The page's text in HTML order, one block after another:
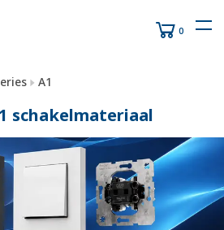
0
A1
schakelmateriaal